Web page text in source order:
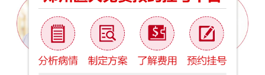
林银凤 于万茹 路宝霞